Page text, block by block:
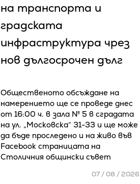
на транспорта и
градската
инфраструктура чрез
нов дългосрочен дълг
Общественото обсъждане на
намерението ще се проведе днес
от 16:00 ч. в зала № 5 в сградата
на ул. „Московска“ 31-33 и ще може
да бъде проследено и на живо във
Facebook страницата на
Столичния общински съвет
07 / 08 / 2026